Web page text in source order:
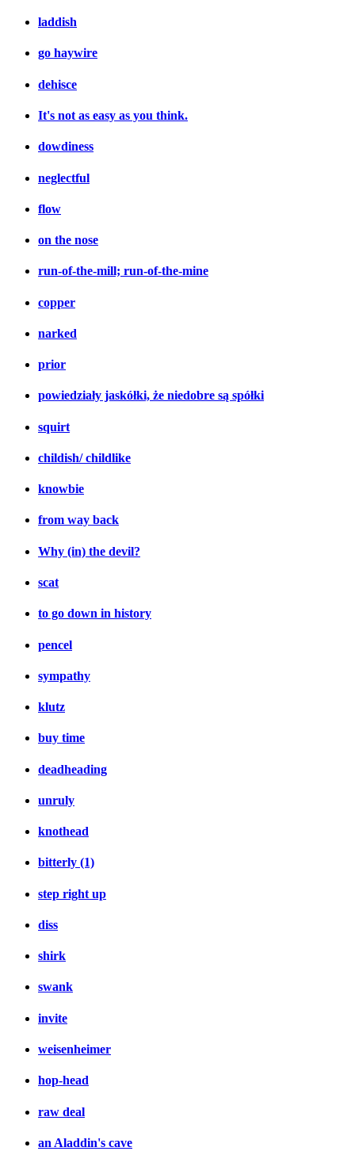
laddish
go haywire
dehisce
It's not as easy as you think.
dowdiness
neglectful
flow
on the nose
run-of-the-mill; run-of-the-mine
copper
narked
prior
powiedziały jaskółki, że niedobre są spółki
squirt
childish/ childlike
knowbie
from way back
Why (in) the devil?
scat
to go down in history
pencel
sympathy
klutz
buy time
deadheading
unruly
knothead
bitterly (1)
step right up
diss
shirk
swank
invite
weisenheimer
hop-head
raw deal
an Aladdin's cave